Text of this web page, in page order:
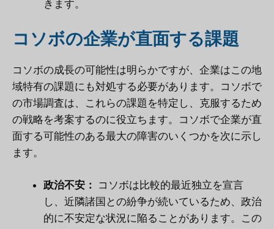
きます。
コソボの企業が直面する課題
コソボの成長の可能性は明らかですが、企業はこの地
域特有の課題にも対処する必要があります。コソボで
の市場調査は、これらの課題を特定し、克服するため
の戦略を考案するのに役立ちます。コソボで企業が直
面する可能性のある最大の障害のいくつかを次に示し
ます。
政治不安： コソボは比較的最近独立を宣言
し、近隣諸国との紛争が続いているため、政治
的に不安定な状況に陥ることがあります。この